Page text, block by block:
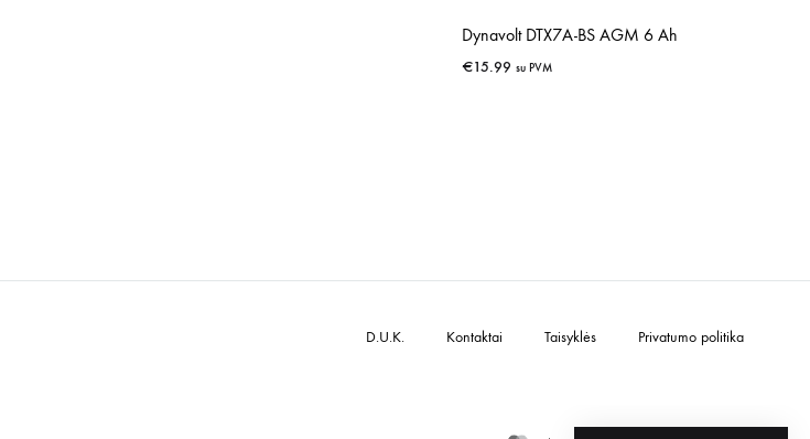
Dynavolt DTX7A-BS AGM 6 Ah
€15.99 su PVM
D.U.K. Kontaktai Taisyklės Privatumo politika